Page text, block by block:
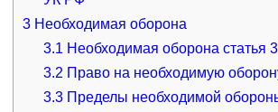
3Необходимая оборона
3.1 Необходимая оборона статья
3.2 Право на необходимую
3.3 Пределы необходимой